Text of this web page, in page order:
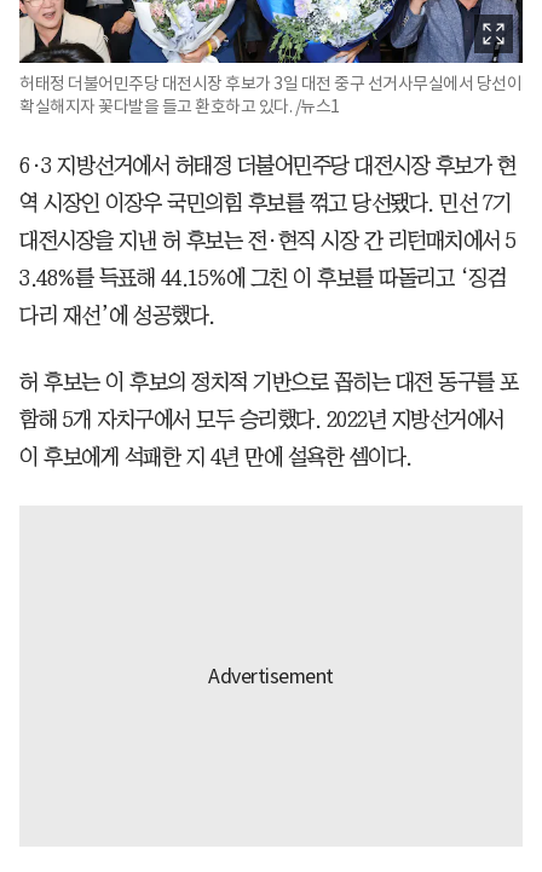
허태정 더불어민주당 대전시장 후보가 3일 대전 중구 선거사무실에서 당선이
확실해지자 꽃다발을 들고 환호하고 있다. /뉴스1
6·3 지방선거에서 허태정 더불어민주당 대전시장 후보가 현
역 시장인 이장우 국민의힘 후보를 꺾고 당선됐다. 민선 7기
대전시장을 지낸 허 후보는 전·현직 시장 간 리턴매치에서 5
3.48%를 득표해 44.15%에 그친 이 후보를 따돌리고 ‘징검
다리 재선’에 성공했다.
허 후보는 이 후보의 정치적 기반으로 꼽히는 대전 동구를 포
함해 5개 자치구에서 모두 승리했다. 2022년 지방선거에서
이 후보에게 석패한 지 4년 만에 설욕한 셈이다.